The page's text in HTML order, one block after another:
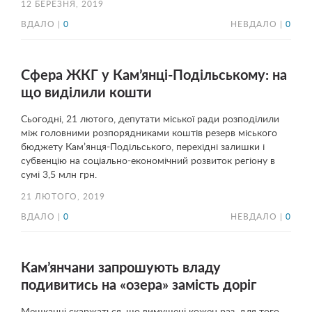
12 БЕРЕЗНЯ, 2019
ВДАЛО | 0 НЕВДАЛО | 0
Сфера ЖКГ у Кам’янці-Подільському: на
що виділили кошти
Сьогодні, 21 лютого, депутати міської ради розподілили
між головними розпорядниками коштів резерв міського
бюджету Кам’янця-Подільського, перехідні залишки і
субвенцію на соціально-економічний розвиток регіону в
сумі 3,5 млн грн.
21 ЛЮТОГО, 2019
ВДАЛО | 0 НЕВДАЛО | 0
Кам’янчани запрошують владу
подивитись на «озера» замість доріг